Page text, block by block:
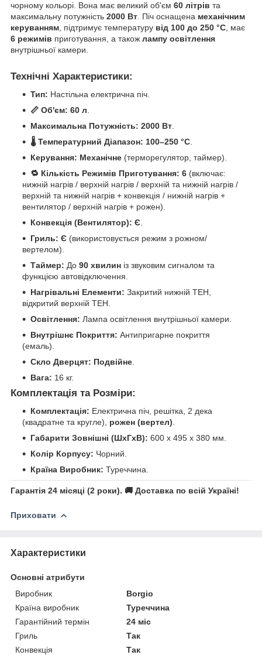
чорному кольорі. Вона має великий об'єм 60 літрів та
максимальну потужність 2000 Вт . Піч оснащена механічним
керуванням , підтримує температуру від 100 до 250 °C , має
6 режимів приготування, а також лампу освітлення
внутрішньої камери.
Технічні Характеристики:
Тип: Настільна електрична піч.
📏 Об'єм: 60 л
Максимальна Потужність: 2000 Вт
🌡️ Температурний Діапазон: 100–250 °C
Керування: Механічне (терморегулятор, таймер).
🔁 Кількість Режимів Приготування: 6 (включає:
нижній нагрів / верхній нагрів / верхній та нижній нагрів /
верхній та нижній нагрів + конвекція / нижній нагрів +
вентилятор / верхній нагрів + рожен).
Конвекція (Вентилятор): Є
Гриль: Є (використовується режим з рожном/
вертелом).
Таймер: До 90 хвилин із звуковим сигналом та
функцією автовідключення.
Нагрівальні Елементи: Закритий нижній ТЕН,
відкритий верхній ТЕН.
Освітлення: Лампа освітлення внутрішньої камери.
Внутрішнє Покриття: Антипригарне покриття
(емаль).
Скло Дверцят: Подвійне
Вага: 16 кг.
Комплектація та Розміри:
Комплектація: Електрична піч, решітка, 2 дека
(квадратне та кругле), рожен (вертел)
Габарити Зовнішні (ШхГхВ): 600 x 495 x 380 мм.
Колір Корпусу: Чорний.
Країна Виробник: Туреччина.
Гарантія 24 місяці (2 роки). 🚚 Доставка по всій Україні!
Приховати
Характеристики
Основні атрибути
Виробник
Borgio
Країна виробник
Туреччина
Гарантійний термін
24 міс
Гриль
Так
Конвекція
Так